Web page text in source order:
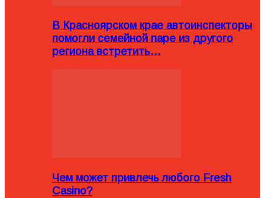
В Красноярском крае автоинспекторы
помогли семейной паре из другого
региона встретить…
Чем может привлечь любого Fresh
Casino?